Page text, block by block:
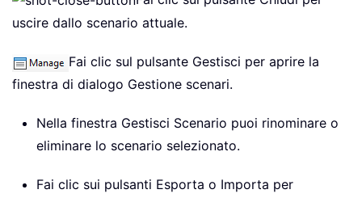
uscire dallo scenario attuale.
Fai clic sul pulsante Gestisci per aprire la
finestra di dialogo Gestione scenari.
Nella finestra Gestisci Scenario puoi rinominare o
eliminare lo scenario selezionato.
Fai clic sui pulsanti Esporta o Importa per